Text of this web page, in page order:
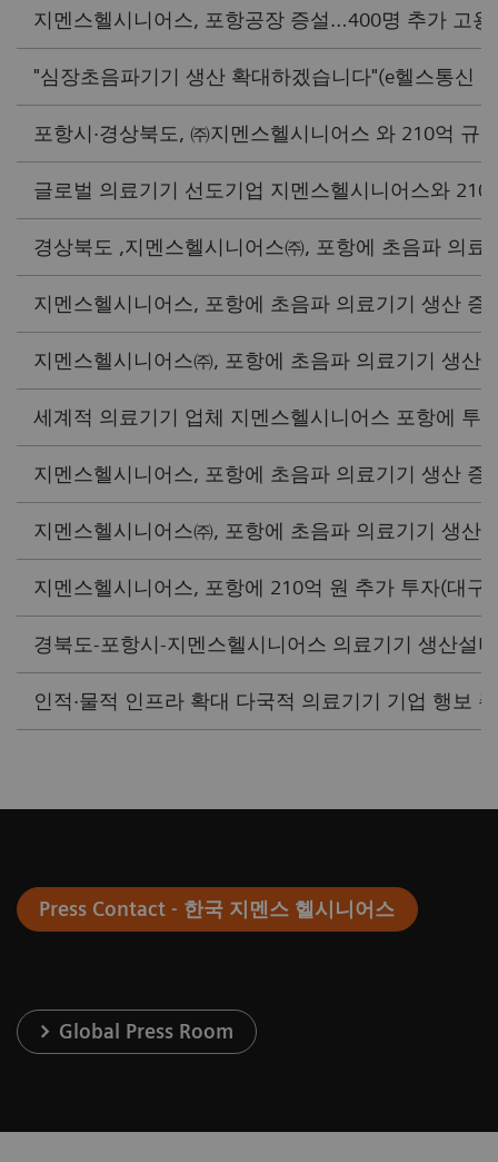
지멘스헬시니어스, 포항공장 증설…400명 추가 고
"심장초음파기기 생산 확대하겠습니다"(e헬스통신
포항시·경상북도, ㈜지멘스헬시니어스 와 210억 규
글로벌 의료기기 선도기업 지멘스헬시니어스와
경상북도 ,지멘스헬시니어스㈜, 포항에 초음파 의
지멘스헬시니어스, 포항에 초음파 의료기기 생산
지멘스헬시니어스㈜, 포항에 초음파 의료기기 생산
세계적 의료기기 업체 지멘스헬시니어스 포항에 투
지멘스헬시니어스, 포항에 초음파 의료기기 생산 증
지멘스헬시니어스㈜, 포항에 초음파 의료기기 생산
지멘스헬시니어스, 포항에 210억 원 추가 투자(대구
경북도-포항시-지멘스헬시니어스 의료기기 생산설
인적·물적 인프라 확대 다국적 의료기기 기업 행보
Press Contact - 한국 지멘스 헬시니어스
Global Press Room